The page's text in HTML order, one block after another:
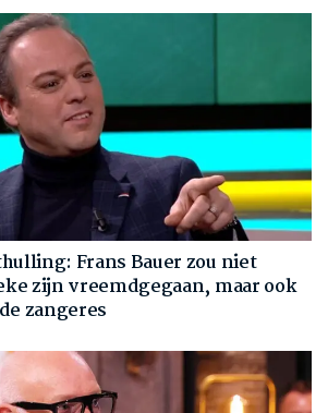
Frans Bauer zou niet
zijn vreemdgegaan, maar ook
zangeres